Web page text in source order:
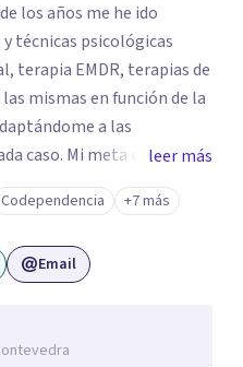
los años me he ido
técnicas psicológicas
terapia EMDR, terapias de
mismas en función de la
a las
caso. Mi meta es que el
psicoemocionales que
interiorizando las
en un
vitales
seguro donde
al conocimiento
leer más
Codependencia +7 más
Email